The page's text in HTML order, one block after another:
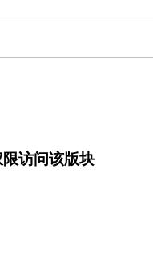
访问该版块